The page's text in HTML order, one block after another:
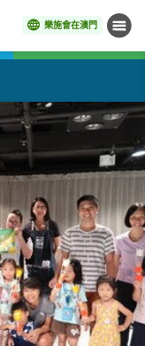
樂施會在澳門 目錄